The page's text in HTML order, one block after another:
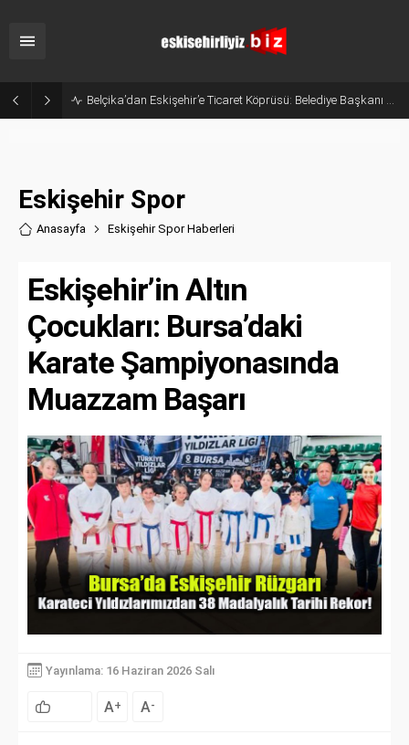
Eskişehir’in Gururu Elif Ertek Millî Takım Kampına Davet Edildi!
Eskişehir Spor
Anasayfa Eskişehir Spor Haberleri
Eskişehir’in Altın
Çocukları: Bursa’daki
Karate Şampiyonasında
Muazzam Başarı
Yayınlama: 16 Haziran 2026 Salı
A+ A-